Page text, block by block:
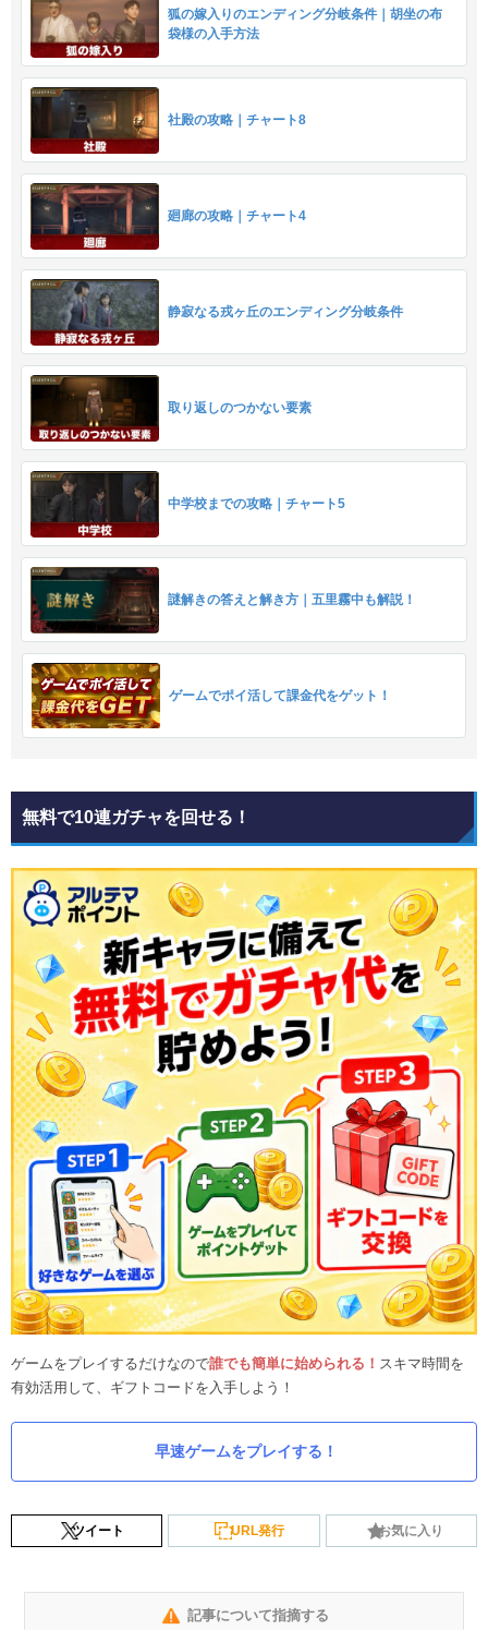
狐の嫁入りのエンディング分岐条件｜胡坐の布
袋様の入手方法
社殿の攻略｜チャート8
廻廊の攻略｜チャート4
静寂なる戎ヶ丘のエンディング分岐条件
取り返しのつかない要素
中学校までの攻略｜チャート5
謎解きの答えと解き方｜五里霧中も解説！
ゲームでポイ活して課金代をゲット！
無料で10連ガチャを回せる！
ゲームをプレイするだけなので誰でも簡単に始められる！ スキマ時間を
有効活用して、ギフトコードを入手しよう！
早速ゲームをプレイする！
ツイート URL発行 お気に入り
記事について指摘する